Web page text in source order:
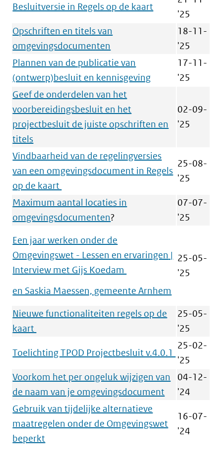
Besluitversie in Regels op de kaart
'25
Opschriften en titels van
omgevingsdocumenten
18-11-
'25
Plannen van de publicatie van
(ontwerp)besluit en kennisgeving
17-11-
'25
Geef de onderdelen van het
voorbereidingsbesluit en het
projectbesluit de juiste opschriften en
titels
02-09-
'25
Vindbaarheid van de regelingversies
van een omgevingsdocument in Regels
op de kaart
25-08-
'25
Maximum aantal locaties in
omgevingsdocumenten?
07-07-
'25
Een jaar werken onder de
Omgevingswet - Lessen en ervaringen |
Interview met Gijs Koedam
en Saskia Maessen, gemeente Arnhem
25-05-
'25
Nieuwe functionaliteiten regels op de
kaart
25-05-
'25
Toelichting TPOD Projectbesluit v.4.0.1
25-02-
'25
Voorkom het per ongeluk wijzigen van
de naam van je omgevingsdocument
04-12-
'24
Gebruik van tijdelijke alternatieve
maatregelen onder de Omgevingswet
beperkt
16-07-
'24